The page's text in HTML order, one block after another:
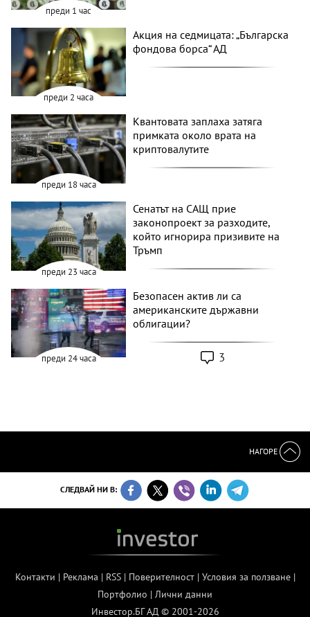
преди 1 час
преди 2 часа
Акция на седмицата: „Българска
фондова борса“ АД
преди 18 часа
Квантовата заплаха затяга
примката около врата на
криптовалутите
преди 23 часа
Сенатът на САЩ прие
законопроект за разходите,
който игнорира призивите на
Тръмп
преди 24 часа
Безопасен актив ли са
американските държавни
облигации?
3
НАГОРЕ
СЛЕДВАЙ НИ В:
Контакти | Реклама | RSS| Поверителност| Условия за ползване|
Портфолио | Лични данни
Инвестор.БГ АД © 2001-2026